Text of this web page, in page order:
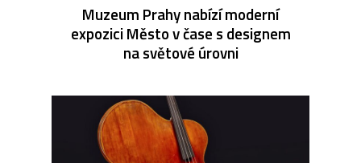
Muzeum Prahy nabízí moderní
expozici Město v čase s designem
na světové úrovni